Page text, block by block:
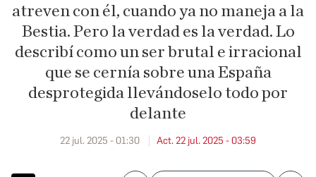
atreven con él, cuando ya no maneja a la
Bestia. Pero la verdad es la verdad. Lo
describí como un ser brutal e irracional
que se cernía sobre una España
desprotegida llevándoselo todo por
delante
22 jul. 2025 - 01:30 Act. 22 jul. 2025 - 03:59